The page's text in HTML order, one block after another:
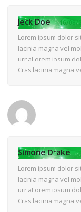
Jeck Doe 16/08/
Lorem ipsum dolor
lacinia magna vel
urnaLorem ipsum
Cras lacinia magna
Simone Drake
Lorem ipsum dolor
lacinia magna vel
urnaLorem ipsum
Cras lacinia magna